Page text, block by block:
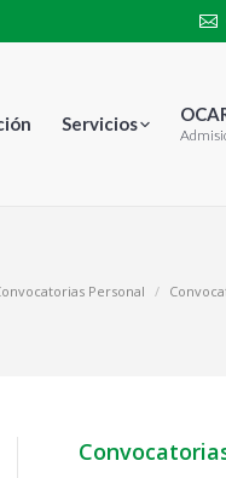
Servicios
Personal